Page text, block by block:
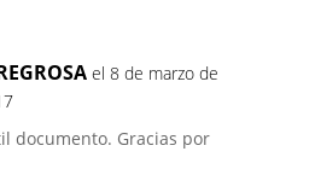
el 8 de marzo de
documento. Gracias por